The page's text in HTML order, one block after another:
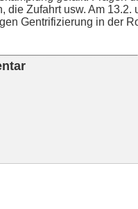
die Zufahrt usw. Am 13.2.
Gentrifizierung in der